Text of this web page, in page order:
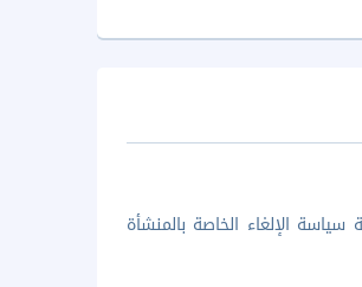
الإلغاء الخاصة بالمنشأة